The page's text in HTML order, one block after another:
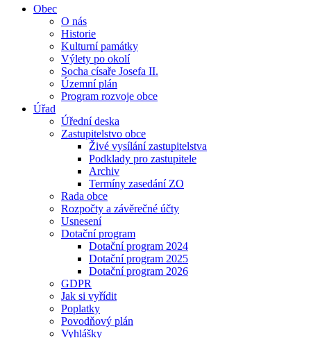
Obec
O nás
Historie
Kulturní památky
Výlety po okolí
Socha císaře Josefa II.
Územní plán
Program rozvoje obce
Úřad
Úřední deska
Zastupitelstvo obce
Živé vysílání zastupitelstva
Podklady pro zastupitele
Archiv
Termíny zasedání ZO
Rada obce
Rozpočty a závěrečné účty
Usnesení
Dotační program
Dotační program 2024
Dotační program 2025
Dotační program 2026
GDPR
Jak si vyřídit
Poplatky
Povodňový plán
Vyhlášky